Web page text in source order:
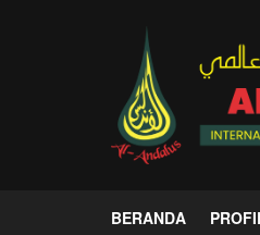
BERANDA